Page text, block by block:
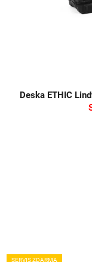
Deska ETHIC
SERVIS ZDARMA